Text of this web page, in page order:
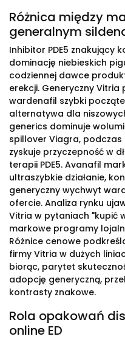
Różnica między
generalnym
Inhibitor PDE5 znakujący
dominację niebieskich
codziennej dawce
erekcji. Generyczny
wardenafil szybki
alternatywa dla
generics dominuje
spillover Viagra,
zyskuje przyczepność w
terapii PDE5. Avanafil
ultraszybkie działanie,
generyczny wychwyt
ofercie. Analiza rynku
Vitria w pytaniach "kupić
markowe programy
Różnice cenowe
firmy Vitria w dużych
biorąc, parytet
adopcję generyczną,
kontrasty znakowe.
Rola opakowań
online ED